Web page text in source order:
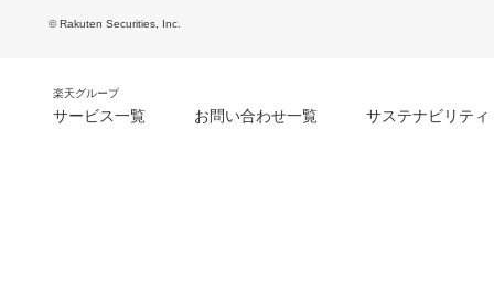
© Rakuten Securities, Inc.
楽天グループ
サービス一覧 お問い合わせ一覧 サステナビリティ